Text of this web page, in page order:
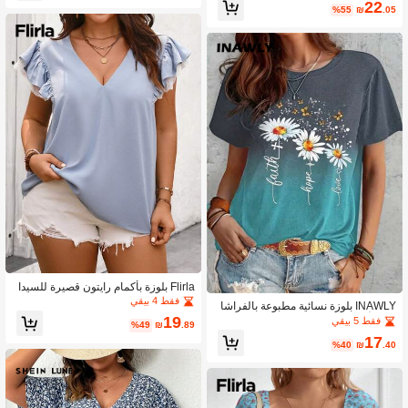
₪22.05
%55
INAWLY بلوزة نسائية مطبوعة بالفراشا
ت والأزهار مقاس كبير، تيشيرتات مطبوع
فقط 5 بيقي
₪17 .40
%40
Flirla بلوزة بأكمام رايتون قصيرة للسيدا
ت ذوات المقاسات الكبيرة مع دانتيل و زين
فقط 4 بيقي
₪19.89
%49